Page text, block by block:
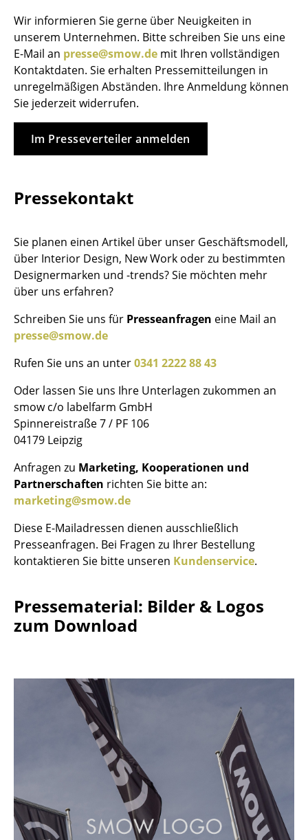
Regale & Schränke
Bücherregale
Wandregale
Sideboards & Kommoden
Beistell- & Rollcontainer
Kleinaufbewahrung
Einzelteile
... alle Aufbewahrungsmöbel
Licht
Schreibtischleuchten
Stehleuchten & Leseleuchten
Bodenleuchten
Wandleuchten
Akkuleuchten
Betten
Doppelbetten
Stapelbetten
Kinderbetten
Nachttische & Bettzubehör
Accessoires
Uhren
Wir informieren Sie gerne über Neuigkeiten in
unserem Unternehmen. Bitte schreiben Sie uns eine
E-Mail an presse@smow.de mit Ihren vollständigen
Kontaktdaten. Sie erhalten Pressemitteilungen in
unregelmäßigen Abständen. Ihre Anmeldung können
Sie jederzeit widerrufen.
Im Presseverteiler anmelden
Pressekontakt
Sie planen einen Artikel über unser Geschäftsmodell,
über Interior Design, New Work oder zu bestimmten
Designermarken und -trends? Sie möchten mehr
über uns erfahren?
Schreiben Sie uns für Presseanfragen eine Mail an
presse@smow.de
Rufen Sie uns an unter0341 2222 88 43
Oder lassen Sie uns Ihre Unterlagen zukommen an
smow c/o labelfarm GmbH
Spinnereistraße 7 / PF 106
04179 Leipzig
Anfragen zu Marketing, Kooperationen und
Partnerschaften richten Sie bitte an:
marketing@smow.de
Diese E-Mailadressen dienen ausschließlich
Presseanfragen. Bei Fragen zu Ihrer Bestellung
kontaktieren Sie bitte unseren Kundenservice.
Pressematerial: Bilder & Logos
zum Download